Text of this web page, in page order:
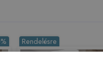
Rendelésre